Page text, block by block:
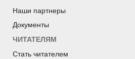
Наши партнеры
Документы
ЧИТАТЕЛЯМ
Стать читателем